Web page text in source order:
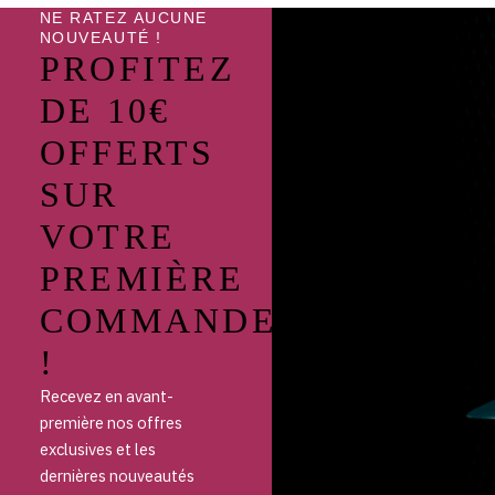
NE RATEZ AUCUNE
NOUVEAUTÉ !
PROFITEZ
DE 10€
OFFERTS
SUR
VOTRE
PREMIÈRE
COMMANDE
!
Recevez en avant-
première nos offres
exclusives et les
dernières nouveautés